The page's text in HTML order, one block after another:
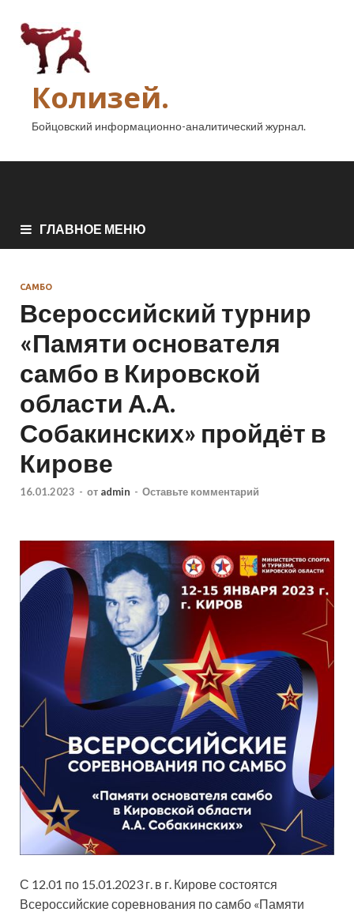
Колизей.
Бойцовский информационно-аналитический журнал.
ГЛАВНОЕ МЕНЮ
САМБО
Всероссийский турнир
«Памяти основателя
самбо в Кировской
области А.А.
Собакинских» пройдёт в
Кирове
16.01.2023 - от admin - Оставьте комментарий
С 12.01 по 15.01.2023 г. в г. Кирове состоятся
Всероссийские соревнования по самбо «Памяти